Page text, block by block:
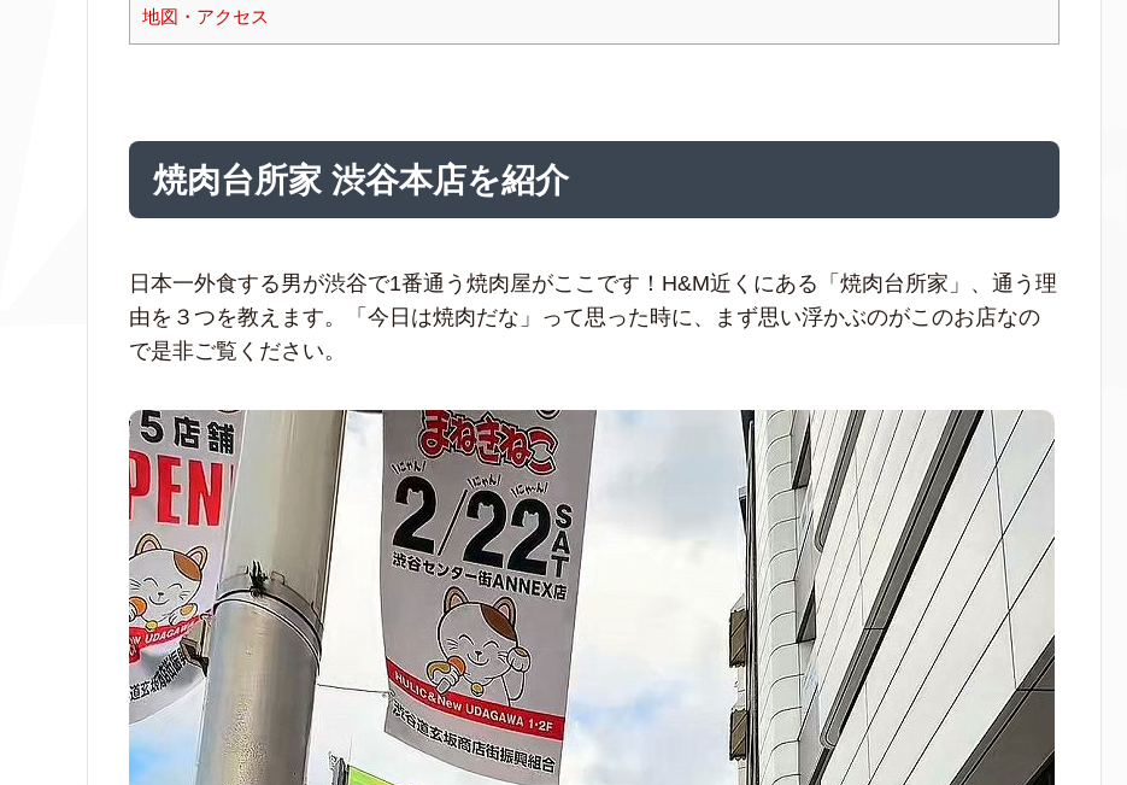
地図・アクセス
焼肉台所家 渋谷本店を紹介
日本一外食する男が渋谷で1番通う焼肉屋がここです！H&M近くにある「焼肉台所家」、通う理
由を３つを教えます。「今日は焼肉だな」って思った時に、まず思い浮かぶのがこのお店なの
で是非ご覧ください。